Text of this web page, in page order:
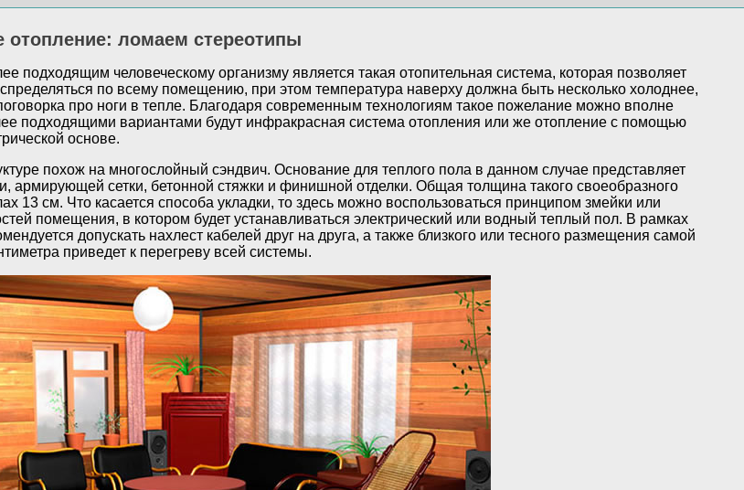
отопление: ломаем стереотипы
подходящим человеческому организму является такая отопительная система, которая позволяет
по всему помещению, при этом температура наверху должна быть несколько холоднее,
про ноги в тепле. Благодаря современным технологиям такое пожелание можно вполне
подходящими вариантами будут инфракрасная система отопления или же отопление с помощью
основе.
похож на многослойный сэндвич. Основание для теплого пола в данном случае представляет
армирующей сетки, бетонной стяжки и финишной отделки. Общая толщина такого своеобразного
13 см. Что касается способа укладки, то здесь можно воспользоваться принципом змейки или
помещения, в котором будет устанавливаться электрический или водный теплый пол. В рамках
допускать нахлест кабелей друг на друга, а также близкого или тесного размещения самой
приведет к перегреву всей системы.